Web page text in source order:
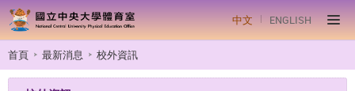
中文 ENGLISH
首頁 最新消息 校外資訊